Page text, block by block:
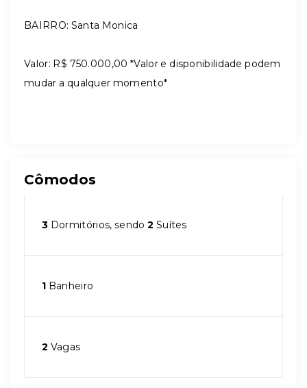
BAIRRO: Santa Monica
Valor: R$ 750.000,00 *Valor e disponibilidade podem
mudar a qualquer momento*
Cômodos
3 Dormitórios, sendo2 Suítes
1 Banheiro
2 Vagas